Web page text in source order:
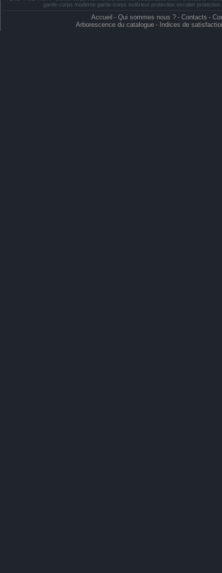
garde-corps moderne garde-corps extérieur protection escalier
Accueil - Qui sommes nous ? - Contacts -
Arborescence du catalogue - Indices de